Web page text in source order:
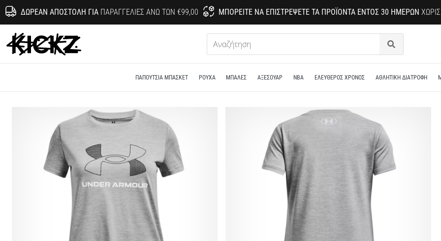
ΔΩΡΕΆΝ ΑΠΟΣΤΟΛΉ ΓΙΑΠΑΡΑΓΓΕΛΊΕΣ ΆΝΩ ΤΩΝ €99,00 ΜΠΟΡΕΊΤΕ ΝΑ ΕΠΙΣΤΡΈΨΕΤΕ ΤΑ ΠΡΟΪΌΝΤΑ ΕΝΤΌΣ 30 ΗΜΕΡΏΝ
KICKZ.gr
Αναζήτηση
ΠΑΠΟΎΤΣΙΑ ΜΠΆΣΚΕΤ ΡΟΎΧΑ ΜΠΑΛΕΣ ΑΞΕΣΟΥΑΡ NBA ΕΛΕΥΘΕΡΟΣ ΧΡΟΝΟΣ ΑΘΛΗΤΙΚΗ ΔΙΑΤΡΟΦΗ